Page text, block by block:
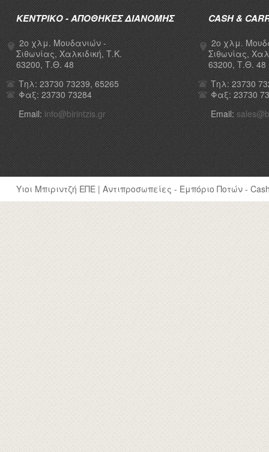
ΚΕΝΤΡΙΚΟ - ΑΠΟΘΗΚΕΣ ΔΙΑΝΟΜΗΣ
2ο χλμ. Μουδανιών -
Σιθωνίας, Χαλκιδική, Τ.Κ.
63200, Τ.Θ. 48
Τηλ: 23730 73239, 65265
Φαξ: 23730 73284
Email:info@birintzis.gr
CASH &
2ο χλμ.
Σιθωνίας,
63200, Τ.Θ. 48
Τηλ: 23730
Φαξ: 23730
Email:
Υιοι Μπιριντζή ΕΠΕ | Αντιπροσωπείες - Εμπόριο Ποτών -